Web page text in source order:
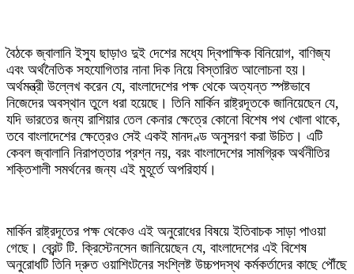
‎বৈঠকে জ্বালানি ইস্যু ছাড়াও দুই দেশের মধ্যে দ্বিপাক্ষিক বিনিয়োগ, বাণিজ্য
এবং অর্থনৈতিক সহযোগিতার নানা দিক নিয়ে বিস্তারিত আলোচনা হয়।
অর্থমন্ত্রী উল্লেখ করেন যে, বাংলাদেশের পক্ষ থেকে অত্যন্ত স্পষ্টভাবে
নিজেদের অবস্থান তুলে ধরা হয়েছে। তিনি মার্কিন রাষ্ট্রদূতকে জানিয়েছেন যে,
যদি ভারতের জন্য রাশিয়ার তেল কেনার ক্ষেত্রে কোনো বিশেষ পথ খোলা থাকে,
তবে বাংলাদেশের ক্ষেত্রেও সেই একই মানদণ্ড অনুসরণ করা উচিত। এটি
কেবল জ্বালানি নিরাপত্তার প্রশ্ন নয়, বরং বাংলাদেশের সামগ্রিক অর্থনীতির
শক্তিশালী সমর্থনের জন্য এই মুহূর্তে অপরিহার্য।
‎মার্কিন রাষ্ট্রদূতের পক্ষ থেকেও এই অনুরোধের বিষয়ে ইতিবাচক সাড়া পাওয়া
গেছে। ব্রেন্ট টি. ক্রিস্টেনসেন জানিয়েছেন যে, বাংলাদেশের এই বিশেষ
অনুরোধটি তিনি দ্রুত ওয়াশিংটনের সংশ্লিষ্ট উচ্চপদস্থ কর্মকর্তাদের কাছে পৌঁছে